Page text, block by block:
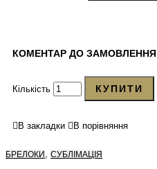
КОМЕНТАР ДО ЗАМОВЛЕННЯ
Кількість КУПИТИ
В закладки В порівняння
БРЕЛОКИ , СУБЛІМАЦІЯ